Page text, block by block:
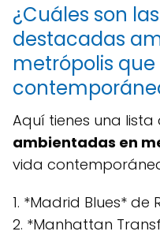
¿Cuáles son
destacadas
metrópolis
Aquí tienes una lista
ambientadas en
vida
1. *Madrid Blues*
2. *Manhattan